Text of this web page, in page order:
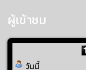
ผู้เข้าชม
วันนี้